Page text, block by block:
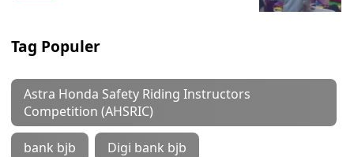
Tag Populer
Astra Honda Safety Riding Instructors
Competition (AHSRIC)
bank bjb Digi bank bjb